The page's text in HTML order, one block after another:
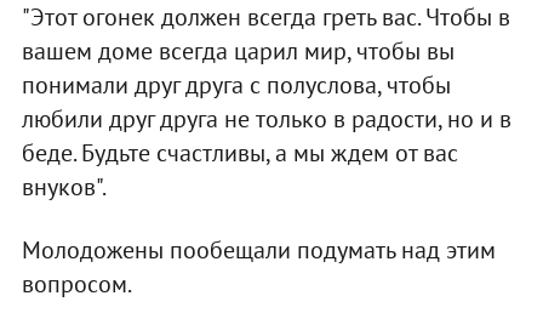
"Этот огонек должен всегда греть вас. Чтобы в
вашем доме всегда царил мир, чтобы вы
понимали друг друга с полуслова, чтобы
любили друг друга не только в радости, но и в
беде. Будьте счастливы, а мы ждем от вас
внуков".
Молодожены пообещали подумать над этим
вопросом.